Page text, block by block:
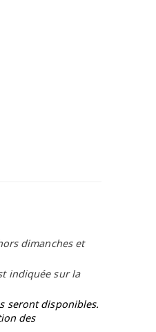
dimanches et
indiquée sur la
seront disponibles.
des